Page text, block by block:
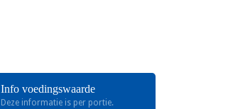
Info voedingswaarde
Deze informatie is per portie.